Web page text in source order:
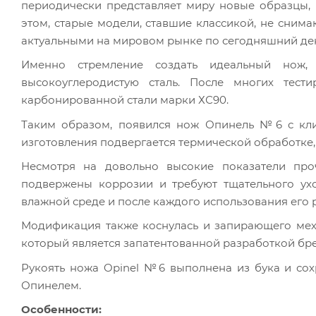
периодически представляет миру новые
этом, старые модели, ставшие классикой, не
актуальными на мировом рынке по сегодняшний
Именно стремление создать идеальный
высокоуглеродистую сталь. После многих
карбонированной стали марки ХС90.
Таким образом, появился нож Опинель №6 с
изготовления подвергается термической
Несмотря на довольно высокие показатели
подвержены коррозии и требуют тщательного
влажной среде и после каждого использования его
Модификация также коснулась и запирающего
который является запатентованной разработкой
Рукоять ножа Opinel №6 выполнена из бука и
Опинелем.
Особенности: